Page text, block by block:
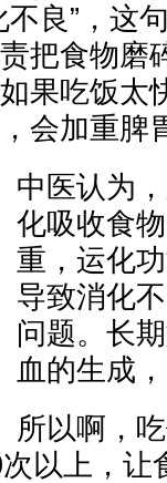
良”，这
把食物磨
果吃饭太
会加重脾
中医认为
化吸收食
重，运化
导致消化
问题。长
血的生成
所以啊，
以上，让